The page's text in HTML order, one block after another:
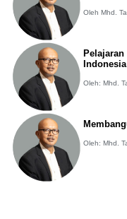
Oleh Mhd.
Oleh: Mhd.
Oleh: Mhd.